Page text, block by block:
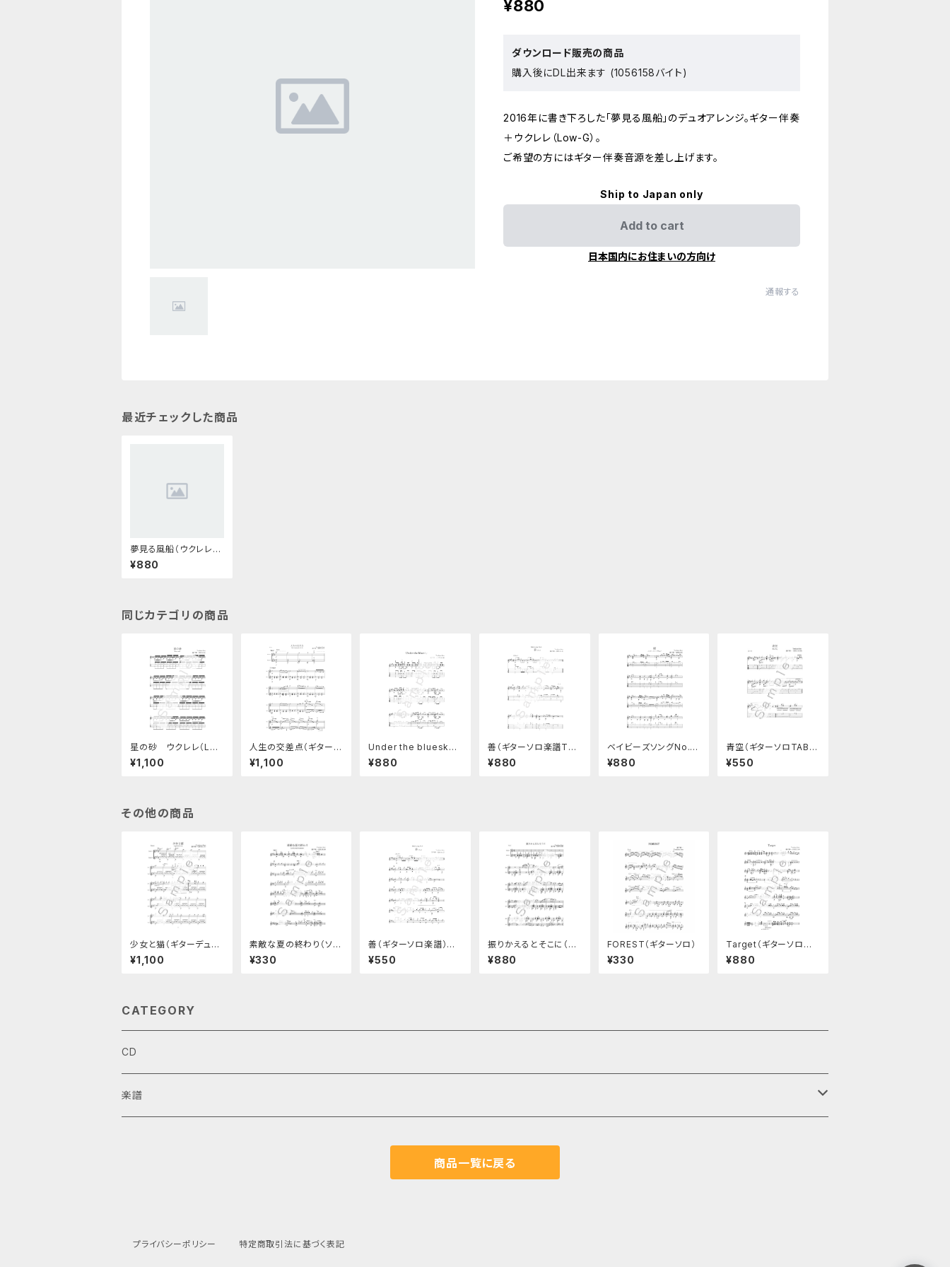
¥880
ダウンロード販売の商品
購入後にDL出来ます (1056158バイト)
2016年に書き下ろした「夢見る風船」のデュオアレンジ。ギター伴奏
＋ウクレレ（Low-G）。
ご希望の方にはギター伴奏音源を差し上げます。
Ship to Japan only
Add to cart
日本国内にお住まいの方向け
通報する
最近チェックした商品
夢見る風船（ウクレレ＋
ギター）
¥880
同じカテゴリの商品
星の砂 ウクレレ（Low
-G）ソロ楽譜
¥1,100
人生の交差点（ギターデ
ュオ）
¥1,100
Under the bluesky
（ギターソロ楽譜）TAB
譜つき
¥880
善（ギターソロ楽譜TAB
譜つき）ベイビーズソン
グNo.6
¥880
ベイビーズソングNo.7
「源」（TAB譜つき）
¥880
青空（ギターソロTAB譜
付き楽譜）
¥550
その他の商品
少女と猫（ギターデュ
オ）
¥1,100
素敵な夏の終わり（ソロ
ギター楽譜）
¥330
善（ギターソロ楽譜）ベ
イビーズソングNo.6
¥550
振りかえるとそこに（ギ
ターデュオ）
¥880
FOREST（ギターソロ）
¥330
Target（ギターソロ楽
譜）
¥880
CATEGORY
CD
楽譜
商品一覧に戻る
プライバシーポリシー 特定商取引法に基づく表記